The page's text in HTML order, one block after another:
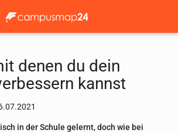
denen du dein
kannst
in der Schule gelernt, doch wie bei